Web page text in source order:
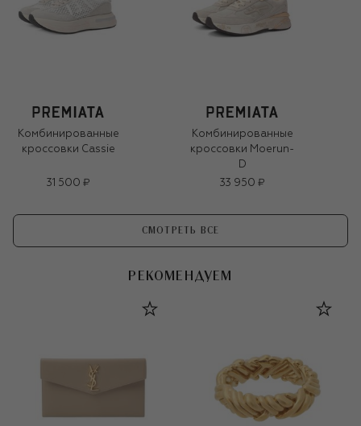
Комбинированные
кроссовки Cassie
31 500 ₽
Комбинированные
кроссовки Moerun-
D
33 950 ₽
СМОТРЕТЬ ВСЕ
РЕКОМЕНДУЕМ